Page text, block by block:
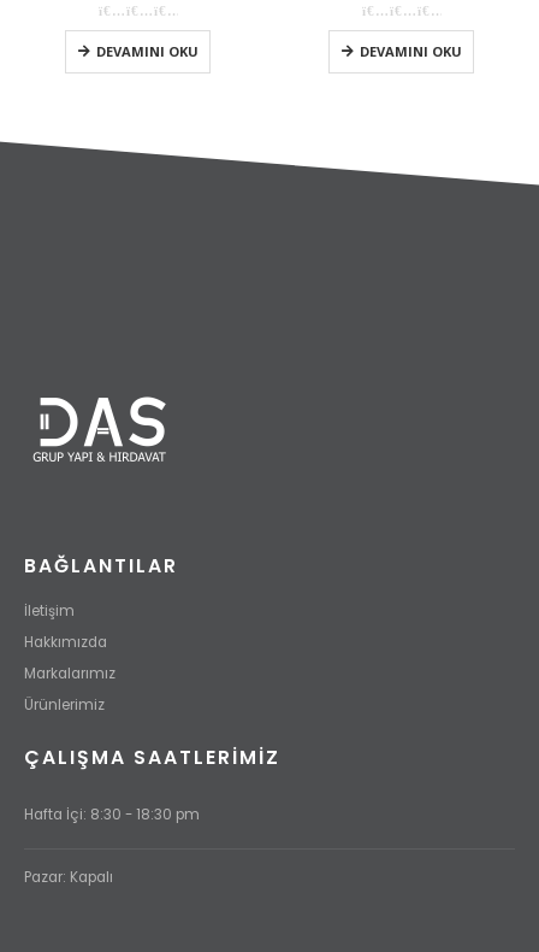
05 üzerinden
DEVAMINI OKU
05 üzerinden
DEVAMINI OKU
BAĞLANTILAR
İletişim
Hakkımızda
Markalarımız
Ürünlerimiz
ÇALIŞMA SAATLERİMİZ
Hafta İçi: 8:30 - 18:30 pm
Pazar: Kapalı